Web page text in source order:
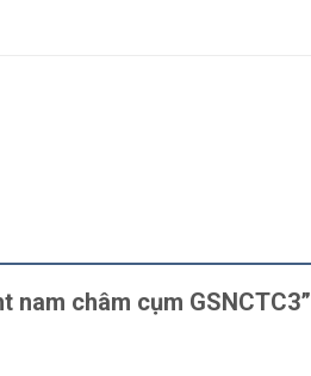
châm cụm GSNCTC3”